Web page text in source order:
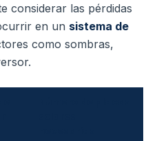
considerar las pérdidas
en un sistema de
como sombras,